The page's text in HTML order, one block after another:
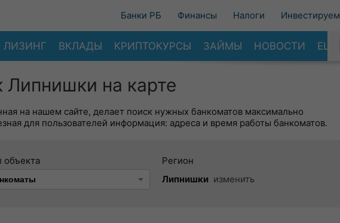
Банки РБ Финансы Налоги Инвестируем
ЛИЗИНГ ВКЛАДЫ КРИПТОКУРСЫ ЗАЙМЫ НОВОСТИ ЕЩЕ
на карте
на нашем сайте, делает поиск нужных банкоматов максимально
для пользователей информация: адреса и время работы банкоматов.
объекта
Регион
Липнишки изменить